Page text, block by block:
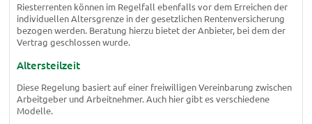
Riesterrenten können im Regelfall ebenfalls vor dem Erreichen der
individuellen Altersgrenze in der gesetzlichen Rentenversicherung
bezogen werden. Beratung hierzu bietet der Anbieter, bei dem der
Vertrag geschlossen wurde.
Altersteilzeit
Diese Regelung basiert auf einer freiwilligen Vereinbarung zwischen
Arbeitgeber und Arbeitnehmer. Auch hier gibt es verschiedene
Modelle.